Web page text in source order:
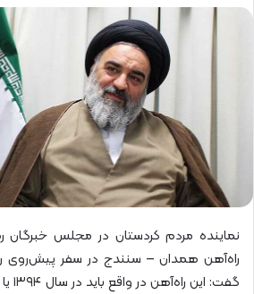
نماینده مردم کردستان در مجلس خبرگان
راه‌آهن همدان – سنندج در سفر پیش‌روی